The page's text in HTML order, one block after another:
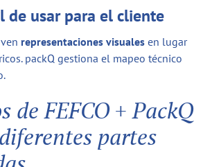
de usar para el cliente
representaciones visuales en lugar
packQ gestiona el mapeo técnico
de FEFCO + PackQ
partes